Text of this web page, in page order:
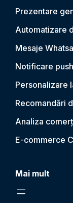
Prezentare
Automatizare
Mesaje
Notificare push
Personalizare
Recomandări
Analiza
E-commerce
Mai mult